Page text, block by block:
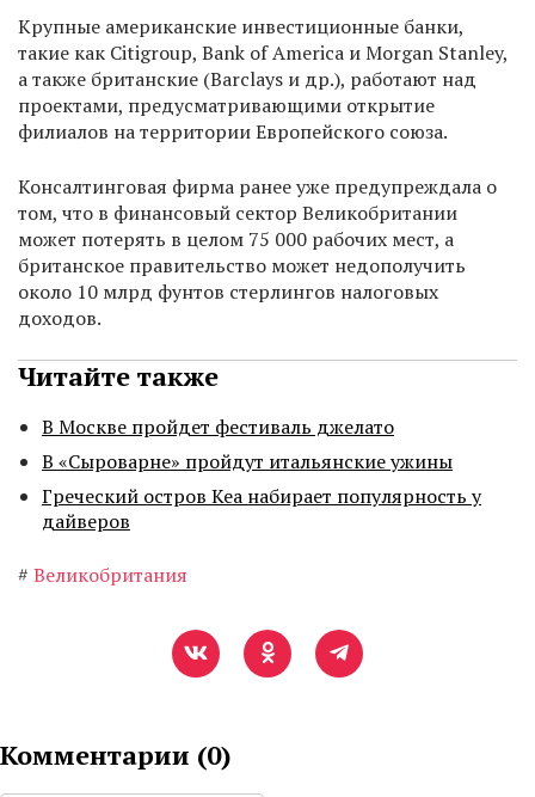
Крупные американские инвестиционные банки,
такие как Citigroup, Bank of America и Morgan Stanley,
а также британские (Barclays и др.), работают над
проектами, предусматривающими открытие
филиалов на территории Европейского союза.
Консалтинговая фирма ранее уже предупреждала о
том, что в финансовый сектор Великобритании
может потерять в целом 75 000 рабочих мест, а
британское правительство может недополучить
около 10 млрд фунтов стерлингов налоговых
доходов.
Читайте также
В Москве пройдет фестиваль джелато
В «Сыроварне» пройдут итальянские ужины
Греческий остров Кеа набирает популярность у
дайверов
# Великобритания
Комментарии (0)